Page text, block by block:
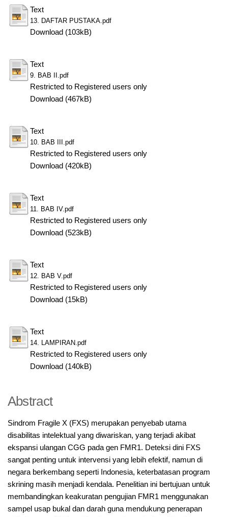
Text
13. DAFTAR PUSTAKA.pdf
Download (103kB)
Text
9. BAB II.pdf
Restricted to Registered users only
Download (467kB)
Text
10. BAB III.pdf
Restricted to Registered users only
Download (420kB)
Text
11. BAB IV.pdf
Restricted to Registered users only
Download (523kB)
Text
12. BAB V.pdf
Restricted to Registered users only
Download (15kB)
Text
14. LAMPIRAN.pdf
Restricted to Registered users only
Download (140kB)
Abstract
Sindrom Fragile X (FXS) merupakan penyebab utama
disabilitas intelektual yang diwariskan, yang terjadi akibat
ekspansi ulangan CGG pada gen FMR1. Deteksi dini FXS
sangat penting untuk intervensi yang lebih efektif, namun di
negara berkembang seperti Indonesia, keterbatasan program
skrining masih menjadi kendala. Penelitian ini bertujuan untuk
membandingkan keakuratan pengujian FMR1 menggunakan
sampel usap bukal dan darah guna mendukung penerapan